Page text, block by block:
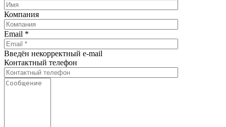
Компания
Email *
Введён некорректный e-mail
Контактный телефон